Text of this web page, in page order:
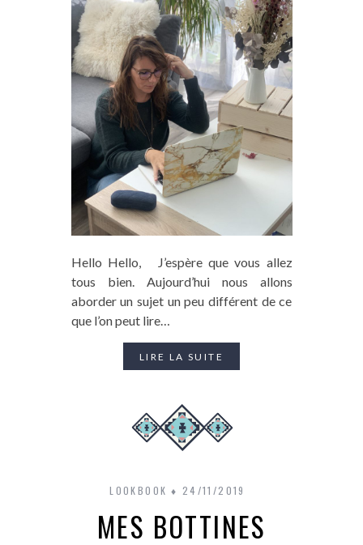
Hello Hello, J’espère que vous allez
tous bien. Aujourd’hui nous allons
aborder un sujet un peu différent de ce
que l’on peut lire…
LIRE LA SUITE
LOOKBOOK 24/11/2019
MES BOTTINES